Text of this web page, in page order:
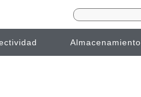
Almacenamiento